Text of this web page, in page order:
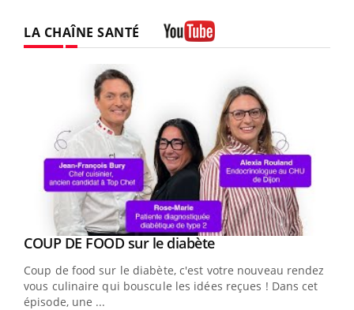
LA CHAÎNE SANTÉ
Youtube
COUP DE FOOD sur le diabèteYoutube
Coup de food sur le diabète, c'est votre nouveau rendez-
vous culinaire qui bouscule les idées reçues ! Dans cet
épisode, une ...